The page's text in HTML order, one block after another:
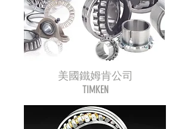
美國鐵姆肯公司
TIMKEN